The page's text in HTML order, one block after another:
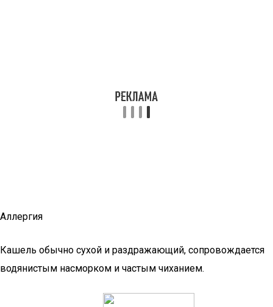
Аллергия
Кашель обычно сухой и раздражающий, сопровождается
водянистым насморком и частым чиханием.